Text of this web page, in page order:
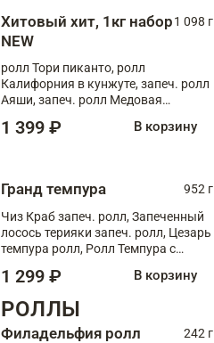
Хитовый хит, 1кг набор
NEW
1 098 г
ролл Тори пиканто, ролл
Калифорния в кунжуте, запеч. ролл
Аяши, запеч. ролл Медовая
чукой
1 399 ₽ В корзину
Гранд темпура
952 г
Чиз Краб запеч. ролл, Запеченный
лосось терияки запеч. ролл, Цезарь
темпура ролл, Ролл Темпура с
1 299 ₽ В корзину
РОЛЛЫ
Филадельфия ролл
242 г